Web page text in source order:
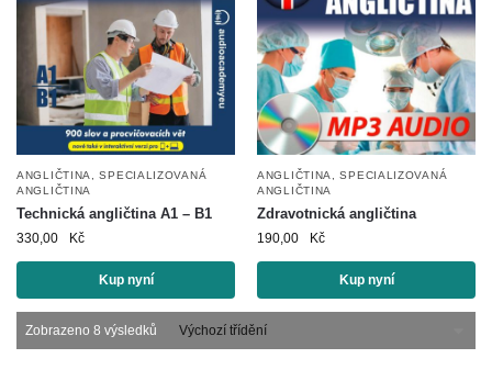
ANGLIČTINA ,SPECIALIZOVANÁ
ANGLIČTINA
Technická angličtina A1 – B1
330,00 Kč
Kup nyní
ANGLIČTINA ,SPECIALIZOVANÁ
ANGLIČTINA
Zdravotnická angličtina
190,00 Kč
Kup nyní
Zobrazeno 8 výsledků